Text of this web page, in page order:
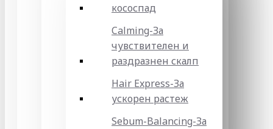
кососпад
Calming-За
чувствителен и
раздразнен скалп
Hair Express-За
ускорен растеж
Sebum-Balancing-За